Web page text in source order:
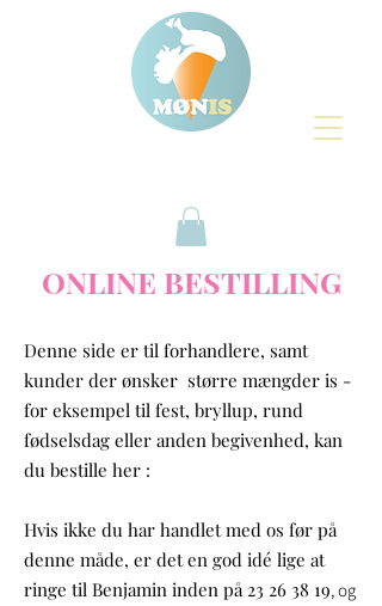
ONLINE BESTILLING
Denne side er til forhandlere, samt
kunder der ønsker større mængder is -
for eksempel til fest, bryllup, rund
fødselsdag eller anden begivenhed, kan
du bestille her :
Hvis ikke du har handlet med os før på
denne måde, er det en god idé lige at
ringe til Benjamin inden på 23 26 38 19, og